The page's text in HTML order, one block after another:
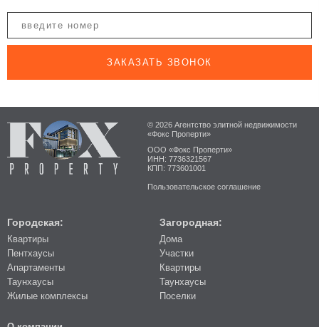
ЗАКАЗАТЬ ЗВОНОК
© 2026 Агентство элитной недвижимости
«Фокс Проперти»
ООО «Фокс Проперти»
ИНН: 7736321567
КПП: 773601001
Пользовательское соглашение
Городская:
Квартиры
Пентхаусы
Апартаменты
Таунхаусы
Жилые комплексы
Загородная:
Дома
Участки
Квартиры
Таунхаусы
Поселки